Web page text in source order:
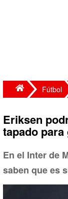
Fútbol
Eriksen
tapado
En el Inter de
saben que es